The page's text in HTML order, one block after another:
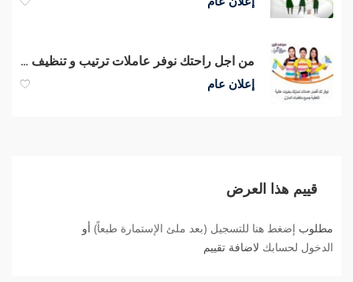
من اجل راحتك نوفر عاملات ترتيب و تنظيف يومي بخبرة لارضاءك بالتنظيف
إعلان عام
قييم هذا العرض
مطلوب إضغط هنا للتسجيل (بعد ملئ الإستمارة طبعاً) أو
الدخول لحسابك لاضافة تقييم